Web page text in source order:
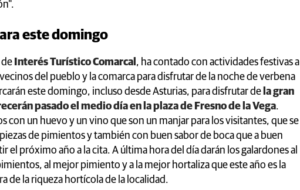
este domingo
de Interés Turístico Comarcal , ha contado con actividades festivas a
del pueblo y la comarca para disfrutar de la noche de verbena
este domingo, incluso desde Asturias, para disfrutar de la gran
pasado el medio día en la plaza de Fresno de la Vega.
con un huevo y un vino que son un manjar para los visitantes, que se
de pimientos y también con buen sabor de boca que a buen
el próximo año a la cita. A última hora del día darán los galardones al
al mejor pimiento y a la mejor hortaliza que este año es la
de la riqueza hortícola de la localidad.